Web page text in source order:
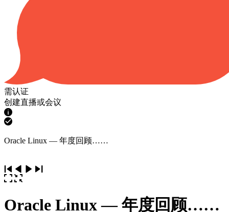
需认证
创建直播或会议
Oracle Linux — 年度回顾……
Oracle Linux — 年度回顾……